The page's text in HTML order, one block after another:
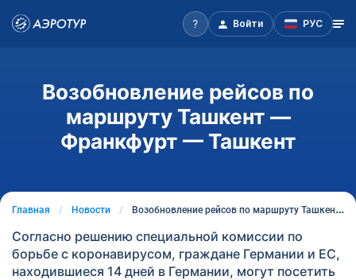
Войти РУС
Возобновление рейсов по
маршруту Ташкент —
Франкфурт — Ташкент
Главная Новости Возобновление рейсов по маршруту Ташкент — Франкфурт — Ташкент
Согласно решению специальной комиссии по
борьбе с коронавирусом, граждане Германии и ЕС,
находившиеся 14 дней в Германии, могут посетить